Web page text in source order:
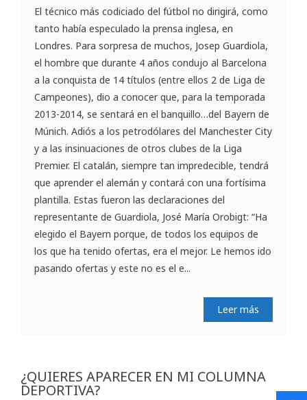
El técnico más codiciado del fútbol no dirigirá, como
tanto había especulado la prensa inglesa, en
Londres. Para sorpresa de muchos, Josep Guardiola,
el hombre que durante 4 años condujo al Barcelona
a la conquista de 14 títulos (entre ellos 2 de Liga de
Campeones), dio a conocer que, para la temporada
2013-2014, se sentará en el banquillo…del Bayern de
Múnich. Adiós a los petrodólares del Manchester City
y a las insinuaciones de otros clubes de la Liga
Premier. El catalán, siempre tan impredecible, tendrá
que aprender el alemán y contará con una fortísima
plantilla. Estas fueron las declaraciones del
representante de Guardiola, José María Orobigt: “Ha
elegido el Bayern porque, de todos los equipos de
los que ha tenido ofertas, era el mejor. Le hemos ido
pasando ofertas y este no es el e...
Leer más
¿QUIERES APARECER EN MI COLUMNA
DEPORTIVA?